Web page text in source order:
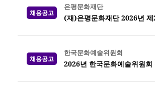
채용공고
은평문화재단
(재)은평문화재단 2026년
채용공고
한국문화예술위원회
2026년 한국문화예술위원